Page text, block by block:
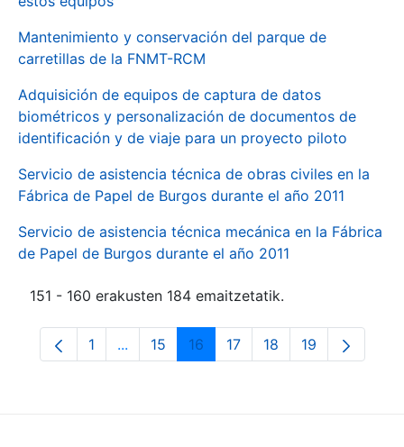
Mantenimiento y conservación del parque de
carretillas de la FNMT-RCM
Adquisición de equipos de captura de datos
biométricos y personalización de documentos de
identificación y de viaje para un proyecto piloto
Servicio de asistencia técnica de obras civiles en la
Fábrica de Papel de Burgos durante el año 2011
Servicio de asistencia técnica mecánica en la Fábrica
de Papel de Burgos durante el año 2011
151 - 160 erakusten 184 emaitzetatik.
Orrialdea
1 ...Intermediate Pages Use TAB to navigate.
Orrialdea
15 Orrialdea
16 Orrialdea
17 Orrialdea
18 Orrialdea
19